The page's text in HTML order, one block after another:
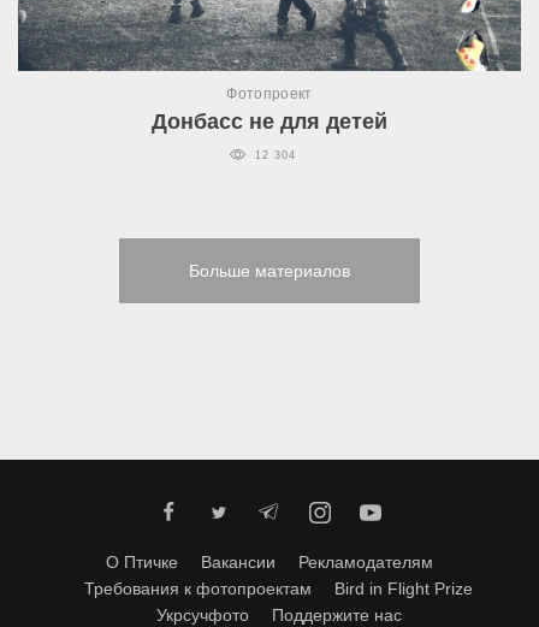
Фотопроект
Донбасс не для детей
12 304
Больше материалов
О Птичке Вакансии
Рекламодателям
Требования к фотопроектам
Bird in Flight Prize
Укрсучфото
Поддержите нас